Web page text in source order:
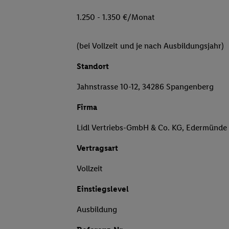
1.250 - 1.350 €/Monat
(bei Vollzeit und je nach Ausbildungsjahr)
Standort
Jahnstrasse 10-12, 34286 Spangenberg
Firma
Lidl Vertriebs-GmbH & Co. KG, Edermünde
Vertragsart
Vollzeit
Einstiegslevel
Ausbildung